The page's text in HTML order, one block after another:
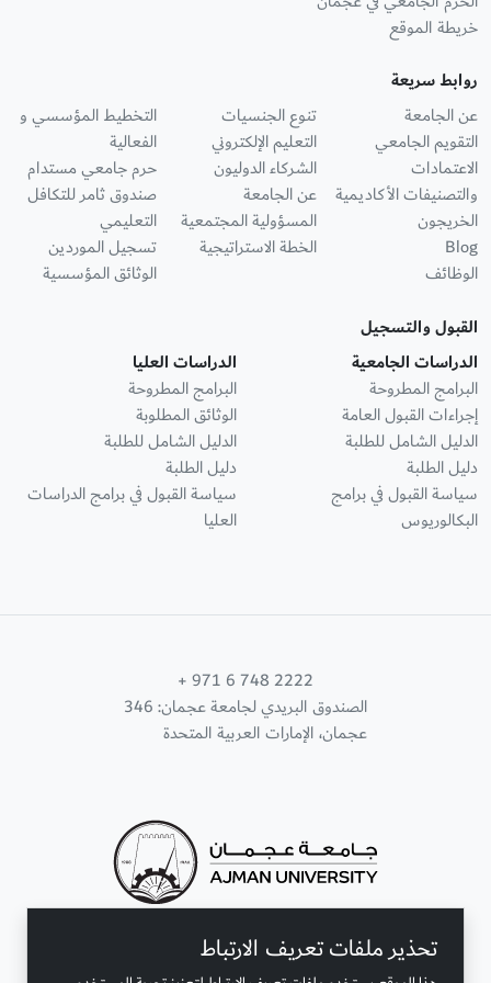
تحذير ملفات تعريف الارتباط
خريطة الموقع
روابط سريعة
عن الجامعة
التقويم الجامعي
الاعتمادات
والتصنيفات الأكاديمية
الخريجون
Blog
الوظائف
تنوع الجنسيات
التعليم الإلكتروني
الشركاء الدوليون
عن الجامعة
المسؤولية المجتمعية
الخطة الاستراتيجية
التخطيط المؤسسي و
الفعالية
حرم جامعي مستدام
صندوق ثامر للتكافل
التعليمي
تسجيل الموردين
الوثائق المؤسسية
القبول والتسجيل
الدراسات الجامعية
البرامج المطروحة
إجراءات القبول العامة
الدليل الشامل للطلبة
دليل الطلبة
سياسة القبول في برامج
البكالوريوس
الدراسات العليا
البرامج المطروحة
الوثائق المطلوبة
الدليل الشامل للطلبة
دليل الطلبة
سياسة القبول في برامج الدراسات
العليا
+ 971 6 748 2222
الصندوق البريدي لجامعة عجمان: 346
عجمان، الإمارات العربية المتحدة
تواصل معنا